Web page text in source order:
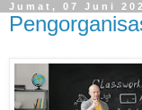
Jumat, 07 Juni